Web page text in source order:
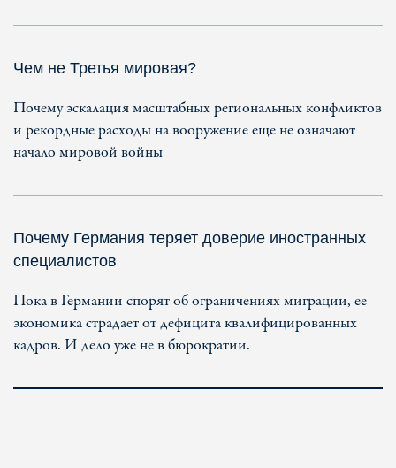
Чем не Третья мировая?
Почему эскалация масштабных региональных конфликтов
и рекордные расходы на вооружение еще не означают
начало мировой войны
Почему Германия теряет доверие иностранных
специалистов
Пока в Германии спорят об ограничениях миграции, ее
экономика страдает от дефицита квалифицированных
кадров. И дело уже не в бюрократии.